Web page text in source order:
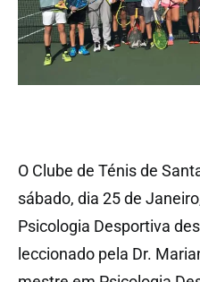
O Clube de Ténis de
sábado, dia 25 de
Psicologia Desportiva
leccionado pela Dr.